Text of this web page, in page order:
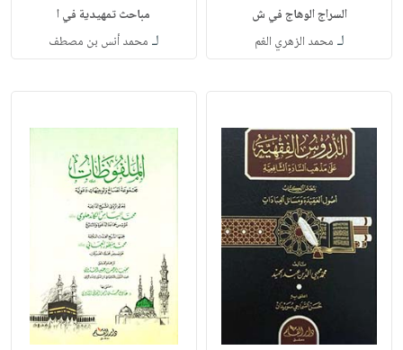
السراج الوهاج في ش
لـ محمد الزهري الغم
مباحث تمهيدية في ا
لـ محمد أنس بن مصطف